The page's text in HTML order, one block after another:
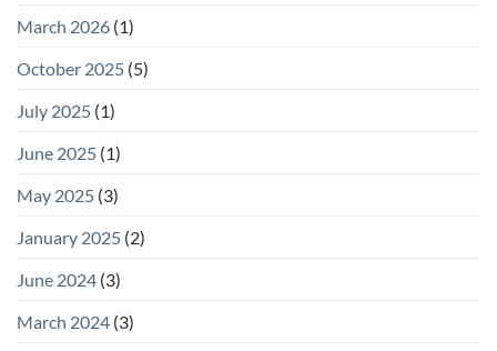
March 2026 (1)
October 2025 (5)
July 2025 (1)
June 2025 (1)
May 2025 (3)
January 2025 (2)
June 2024 (3)
March 2024 (3)